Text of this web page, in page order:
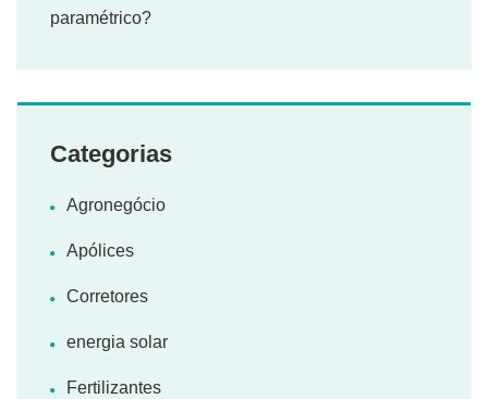
paramétrico?
Categorias
Agronegócio
Apólices
Corretores
energia solar
Fertilizantes